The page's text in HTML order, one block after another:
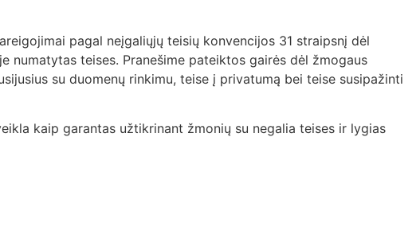
pagal neįgaliųjų teisių konvencijos 31 straipsnį dėl
teises. Pranešime pateiktos gairės dėl žmogaus
su duomenų rinkimu, teise į privatumą bei teise susipažinti
kaip garantas užtikrinant žmonių su negalia teises ir lygias